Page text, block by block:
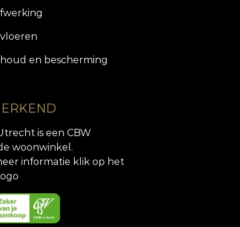
en bescherming
is een CBW
woonwinkel.
informatie klik op het